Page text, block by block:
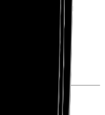
No:5, İç Kapı